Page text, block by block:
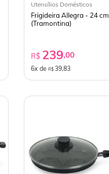
Utensílios Domésticos
Frigideira Allegra - 24 cm
(Tramontina)
R$ 239,00
6x de R$39,83